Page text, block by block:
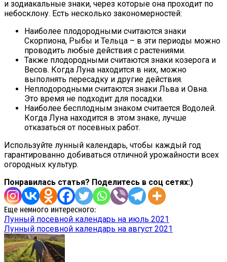
и зодиакальные знаки, через которые она проходит по
небосклону. Есть несколько закономерностей:
Наиболее плодородными считаются знаки
Скорпиона, Рыбы и Тельца – в эти периоды можно
проводить любые действия с растениями.
Также плодородными считаются знаки козерога и
Весов. Когда Луна находится в них, можно
выполнять пересадку и другие действия.
Неплодородными считаются знаки Льва и Овна.
Это время не подходит для посадки.
Наиболее бесплодным знаком считается Водолей.
Когда Луна находится в этом знаке, лучше
отказаться от посевных работ.
Используйте лунный календарь, чтобы каждый год
гарантированно добиваться отличной урожайности всех
огородных культур.
Понравилась статья? Поделитесь в соц сетях:)
Еще немного интересного:
Лунный посевной календарь на июль 2021
Лунный посевной календарь на август 2021